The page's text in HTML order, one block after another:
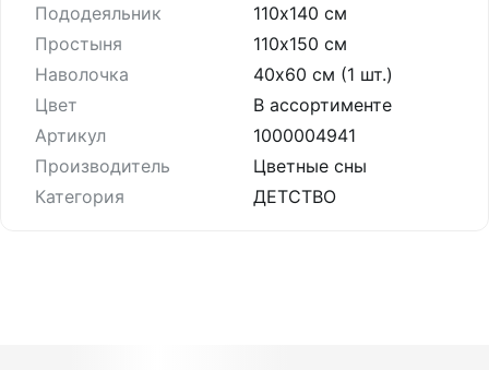
Пододеяльник
110х140 см
Простыня
110х150 см
Наволочка
40х60 см (1 шт.)
Цвет
В ассортименте
Артикул
1000004941
Производитель
Цветные сны
Категория
ДЕТСТВО